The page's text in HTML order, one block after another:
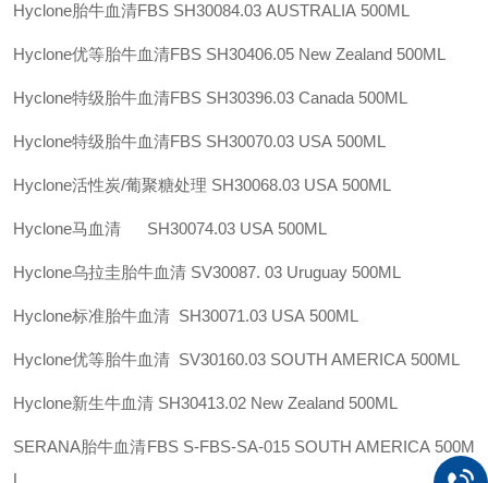
Hyclone胎牛血清FBS SH30084.03 AUSTRALIA 500ML
Hyclone优等胎牛血清FBS SH30406.05 New Zealand 500ML
Hyclone特级胎牛血清FBS SH30396.03 Canada 500ML
Hyclone特级胎牛血清FBS SH30070.03 USA 500ML
Hyclone活性炭/葡聚糖处理 SH30068.03 USA 500ML
Hyclone马血清 SH30074.03 USA 500ML
Hyclone乌拉圭胎牛血清 SV30087. 03 Uruguay 500ML
Hyclone标准胎牛血清 SH30071.03 USA 500ML
Hyclone优等胎牛血清 SV30160.03 SOUTH AMERICA 500ML
Hyclone新生牛血清 SH30413.02 New Zealand 500ML
SERANA胎牛血清FBS S-FBS-SA-015 SOUTH AMERICA 500M
L